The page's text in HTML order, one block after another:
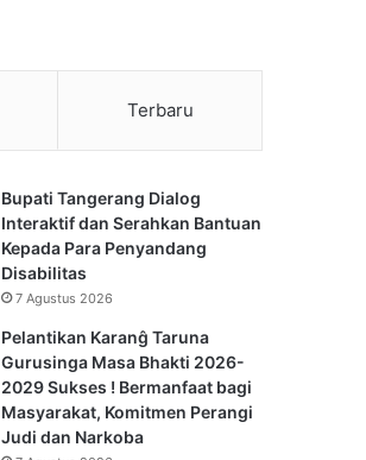
Terbaru
Bupati Tangerang Dialog
Interaktif dan Serahkan Bantuan
Kepada Para Penyandang
Disabilitas
7 Agustus 2026
Pelantikan Karanĝ Taruna
Gurusinga Masa Bhakti 2026-
2029 Sukses ! Bermanfaat bagi
Masyarakat, Komitmen Perangi
Judi dan Narkoba